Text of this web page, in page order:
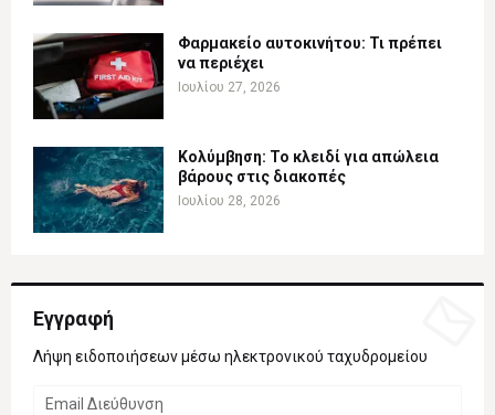
Φαρμακείο αυτοκινήτου: Τι πρέπει
να περιέχει
Ιουλίου 27, 2026
Κολύμβηση: Το κλειδί για απώλεια
βάρους στις διακοπές
Ιουλίου 28, 2026
Εγγραφή
Λήψη ειδοποιήσεων μέσω ηλεκτρονικού ταχυδρομείου